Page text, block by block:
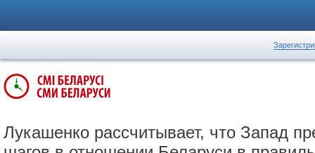
Лукашенко рассчитывает, что Запад